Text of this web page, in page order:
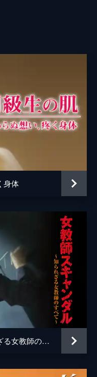
二
身体
女教師スキャンダル ～知られざる女教師のすべて～